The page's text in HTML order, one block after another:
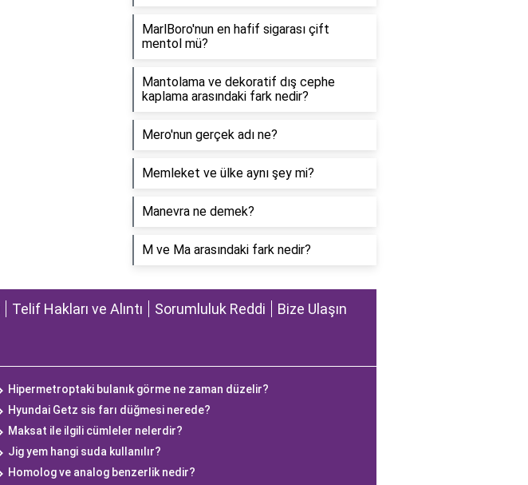
MarlBoro'nun en hafif sigarası çift
mentol mü?
Mantolama ve dekoratif dış cephe
kaplama arasındaki fark nedir?
Mero'nun gerçek adı ne?
Memleket ve ülke aynı şey mi?
Manevra ne demek?
M ve Ma arasındaki fark nedir?
Telif Hakları ve Alıntı Sorumluluk Reddi Bize Ulaşın
Hipermetroptaki bulanık görme ne zaman düzelir?
Hyundai Getz sis farı düğmesi nerede?
Maksat ile ilgili cümleler nelerdir?
Jig yem hangi suda kullanılır?
Homolog ve analog benzerlik nedir?